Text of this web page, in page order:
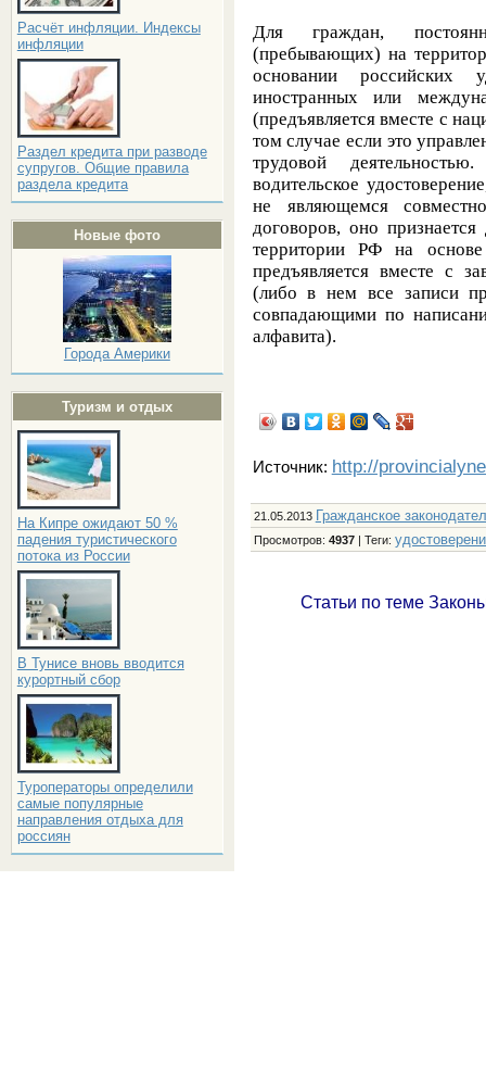
Расчёт инфляции. Индексы
инфляции
Раздел кредита при разводе
супругов. Общие правила
раздела кредита
Новые фото
Города Америки
Туризм и отдых
На Кипре ожидают 50 %
падения туристического
потока из России
В Тунисе вновь вводится
курортный сбор
Туроператоры определили
самые популярные
направления отдыха для
россиян
Для граждан,
(пребывающих) на
основании российских
иностранных или
(предъявляется вместе с
том случае если это
трудовой
водительское
не являющемся
договоров, оно
территории РФ на
предъявляется вместе с
(либо в нем все записи
совпадающими по
алфавита).
Источник: http://
21.05.2013 Гражданское
Просмотров: 4937| Теги:
Статьи по теме